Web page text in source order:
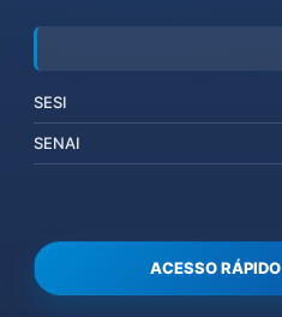
SESI
SENAI
ACESSO RÁPIDO